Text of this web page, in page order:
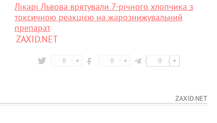
Лікарі Львова врятували 7-річного хлопчика з
токсичною реакцією на жарознижувальний
препарат
ZAXID.NET
0 0 0
ZAXID.NET